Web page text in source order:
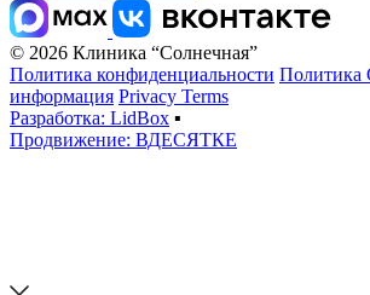
© 2026 Клиника “Солнечная”
Политика конфиденциальности Политика
информация Privacy Terms
Разработка: LidBox ▪
Продвижение: ВДЕСЯТКЕ